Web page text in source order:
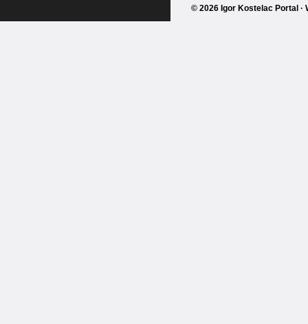
© 2026 Igor Kostelac Portal